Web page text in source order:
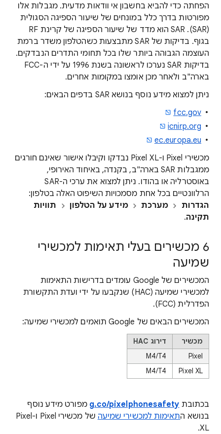
הפחתה כדי להביא בחשבון אי וודאות מדעית. מגבלות אלו
מפורטות בדרך כלל במונחים של שיעור הספיגה הסגולית
(SAR). SAR הוא מדד של שיעור הספיגה של קרינת RF
בגוף. בדיקות של SAR מתבצעות כשהטלפון משדר ברמת
העוצמה הגבוהה ביותר שלו בכל תחומי התדרים הנבדקים.
בדיקות SAR נערכו לראשונה בשנת 1996 על ידי ה-FCC
בארה"ב ולאחר מכן אומצו במקומות אחרים.
ניתן למצוא מידע נוסף בנושא SAR בדפים הבאים:
fcc.gov
icnirp.org
ec.europa.eu
מכשירי Pixel ו-Pixel XL נבדקו וקיבלו אישור שאינם חורגים
ממגבלות SAR בארה"ב, בקנדה, באיחוד האירופי,
באוסטרליה או בהודו. ניתן למצוא את ערכי ה-SAR
הרלוונטיים בכל אחת מסמכויות השיפוט האלה בטלפון:
הגדרות
מערכת מידע על הטלפון
תוויות
תקינה.
6 מכשירים בעלי תאימות למכשירי
שמיעה
המכשירים של Google עומדים בדרישות התאימות
למכשירי שמיעה (HAC) שנקבעו על ידי ועדת התקשורת
הפדרלית (FCC).
המכשירים הבאים של Google תואמים למכשירי שמיעה:
מכשיר
דירוג HAC
Pixel
M4/T4
Pixel XL
M4/T4
בכתובת g.co/pixelphonesafety מפורט מידע נוסף
בנושא התאימות למכשירי שמיעה
של מכשירי Pixel ו-Pixel
XL.